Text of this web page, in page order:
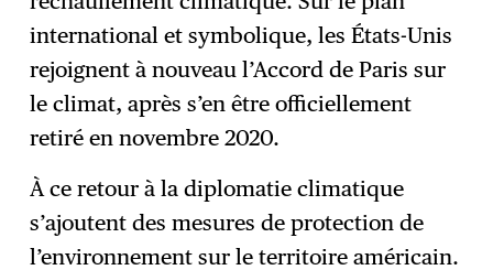
international et symbolique, les États-Unis
rejoignent à nouveau l’Accord de Paris sur
le climat, après s’en être officiellement
retiré en novembre 2020.
À ce retour à la diplomatie climatique
s’ajoutent des mesures de protection de
l’environnement sur le territoire américain.